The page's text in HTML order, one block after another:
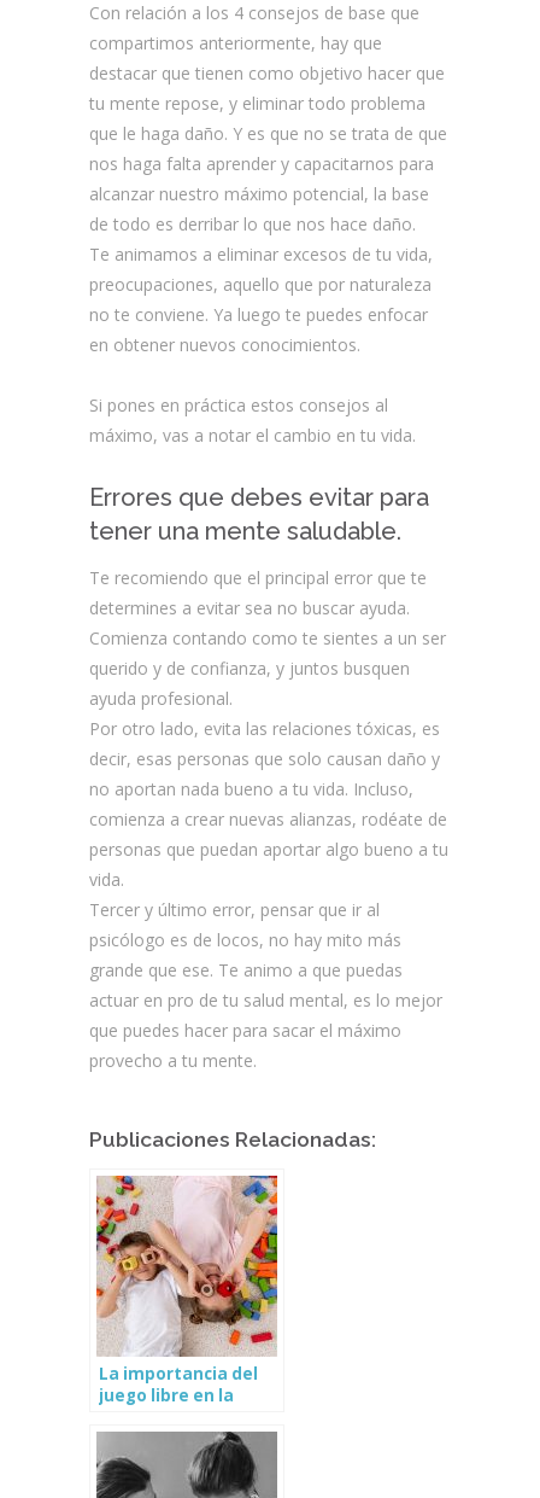
Con relación a los 4 consejos de base que
compartimos anteriormente, hay que
destacar que tienen como objetivo hacer que
tu mente repose, y eliminar todo problema
que le haga daño. Y es que no se trata de que
nos haga falta aprender y capacitarnos para
alcanzar nuestro máximo potencial, la base
de todo es derribar lo que nos hace daño.
Te animamos a eliminar excesos de tu vida,
preocupaciones, aquello que por naturaleza
no te conviene. Ya luego te puedes enfocar
en obtener nuevos conocimientos.
Si pones en práctica estos consejos al
máximo, vas a notar el cambio en tu vida.
Errores que debes evitar para
tener una mente saludable.
Te recomiendo que el principal error que te
determines a evitar sea no buscar ayuda.
Comienza contando como te sientes a un ser
querido y de confianza, y juntos busquen
ayuda profesional.
Por otro lado, evita las relaciones tóxicas, es
decir, esas personas que solo causan daño y
no aportan nada bueno a tu vida. Incluso,
comienza a crear nuevas alianzas, rodéate de
personas que puedan aportar algo bueno a tu
vida.
Tercer y último error, pensar que ir al
psicólogo es de locos, no hay mito más
grande que ese. Te animo a que puedas
actuar en pro de tu salud mental, es lo mejor
que puedes hacer para sacar el máximo
provecho a tu mente.
Publicaciones Relacionadas:
La importancia del
juego libre en la